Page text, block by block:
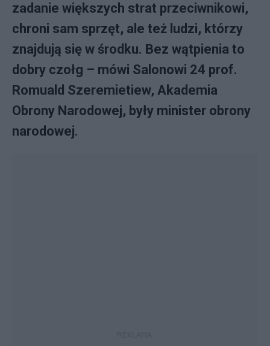
zadanie większych strat przeciwnikowi,
chroni sam sprzęt, ale też ludzi, którzy
znajdują się w środku. Bez wątpienia to
dobry czołg – mówi Salonowi 24 prof.
Romuald Szeremietiew, Akademia
Obrony Narodowej, były minister obrony
narodowej.